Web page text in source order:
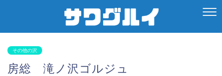
その他の沢
房総 滝ノ沢ゴルジュ